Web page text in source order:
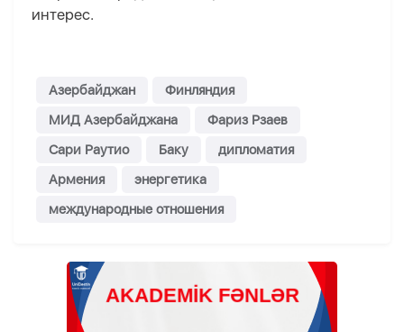
интерес.
Азербайджан
Финляндия
МИД Азербайджана
Фариз Рзаев
Сари Раутио
Баку
дипломатия
Армения
энергетика
международные отношения